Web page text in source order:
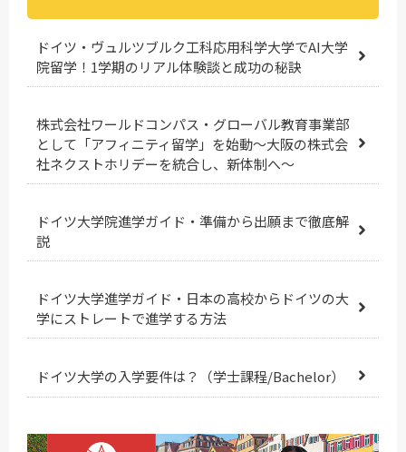
ドイツ・ヴュルツブルク工科応用科学大学でAI大学
院留学！1学期のリアル体験談と成功の秘訣
株式会社ワールドコンパス・グローバル教育事業部
として「アフィニティ留学」を始動～大阪の株式会
社ネクストホリデーを統合し、新体制へ～
ドイツ大学院進学ガイド・準備から出願まで徹底解
説
ドイツ大学進学ガイド・日本の高校からドイツの大
学にストレートで進学する方法
ドイツ大学の入学要件は？（学士課程/Bachelor）